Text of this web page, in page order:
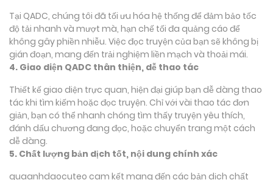
Tại QADC, chúng tôi đã tối ưu hóa hệ thống để đảm bảo tốc
độ tải nhanh và mượt mà, hạn chế tối đa quảng cáo để
không gây phiền nhiễu. Việc đọc truyện của bạn sẽ không bị
gián đoạn, mang đến trải nghiệm liền mạch và thoải mái.
4. Giao diện QADC thân thiện, dễ thao tác
Thiết kế giao diện trực quan, hiện đại giúp bạn dễ dàng thao
tác khi tìm kiếm hoặc đọc truyện. Chỉ với vài thao tác đơn
giản, bạn có thể nhanh chóng tìm thấy truyện yêu thích,
đánh dấu chương đang đọc, hoặc chuyển trang một cách
dễ dàng.
5. Chất lượng bản dịch tốt, nội dung chính xác
quaanhdaocuteo cam kết mang đến các bản dịch chất